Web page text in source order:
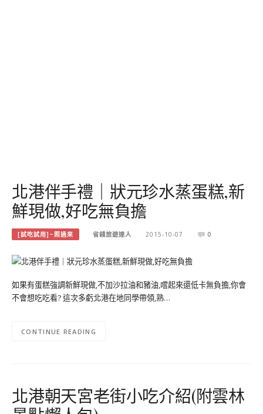
北港伴手禮｜狀元珍水蒸蛋糕,新
鮮現做,好吃無負擔
[試吃試用]~照過來 省錢旅遊達人 2015-10-07 0
如果有蛋糕強調新鮮現做,不加沙拉油和豬油,嚐起來還低卡無負擔,你會
不會想吃吃看? 這次多虧北港在地同學帶領,熟…
CONTINUE READING
北港朝天宮老街小吃介紹(附雲林